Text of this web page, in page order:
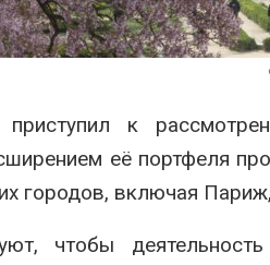
к
её портфеля
городов, включая
чтобы